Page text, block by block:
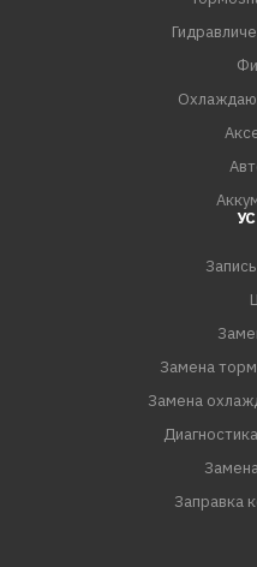
5. Повторить обработку
Замена
Замена
Заправка